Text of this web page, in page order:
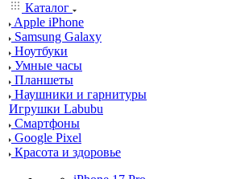
Каталог
Apple iPhone
Samsung Galaxy
Ноутбуки
Умные часы
Планшеты
Наушники и гарнитуры
Игрушки Labubu
Смартфоны
Google Pixel
Красота и здоровье